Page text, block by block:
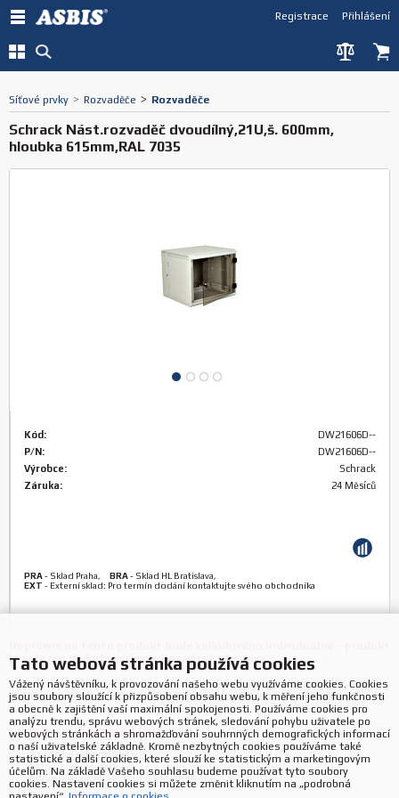
Přihlášení
Registrace
Síťové prvky > Rozvaděče > Rozvaděče
Schrack Nást.rozvaděč dvoudílný,21U,š. 600mm,
hloubka 615mm,RAL 7035
Kód:
DW21606D--
P/N:
DW21606D--
Výrobce:
Schrack
Záruka:
24 Měsíců
PRA- Sklad Praha, BRA- Sklad HL Bratislava,
EXT - Externí sklad: Pro termín dodání kontaktujte svého obchodníka
je zařazen do kategorie nadrozměrné přepravy.
Podrobnosti o produktu Zařazení produktu Parametry
Poptejte projektovou cenu!
Stránky o produktu:
https://www.schrack.cz/eshop/nast-rozvadec-dvoudilny-21u-s-
600mm-hloubka-615mm-ral-7035-dw
Tato webová stránka používá cookies
Vážený návštěvníku, k provozování našeho webu využíváme cookies. Cookies
jsou soubory sloužící k přizpůsobení obsahu webu, k měření jeho funkčnosti
a obecně k zajištění vaší maximální spokojenosti. Používáme cookies pro
analýzu trendu, správu webových stránek, sledování pohybu uživatele po
webových stránkách a shromažďování souhrnných demografických informací
o naší uživatelské základně. Kromě nezbytných cookies používáme také
statistické a další cookies, které slouží ke statistickým a marketingovým
účelům. Na základě Vašeho souhlasu budeme používat tyto soubory
cookies. Nastavení cookies si můžete změnit kliknutím na „podrobná